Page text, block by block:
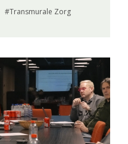
Transmurale Zorg